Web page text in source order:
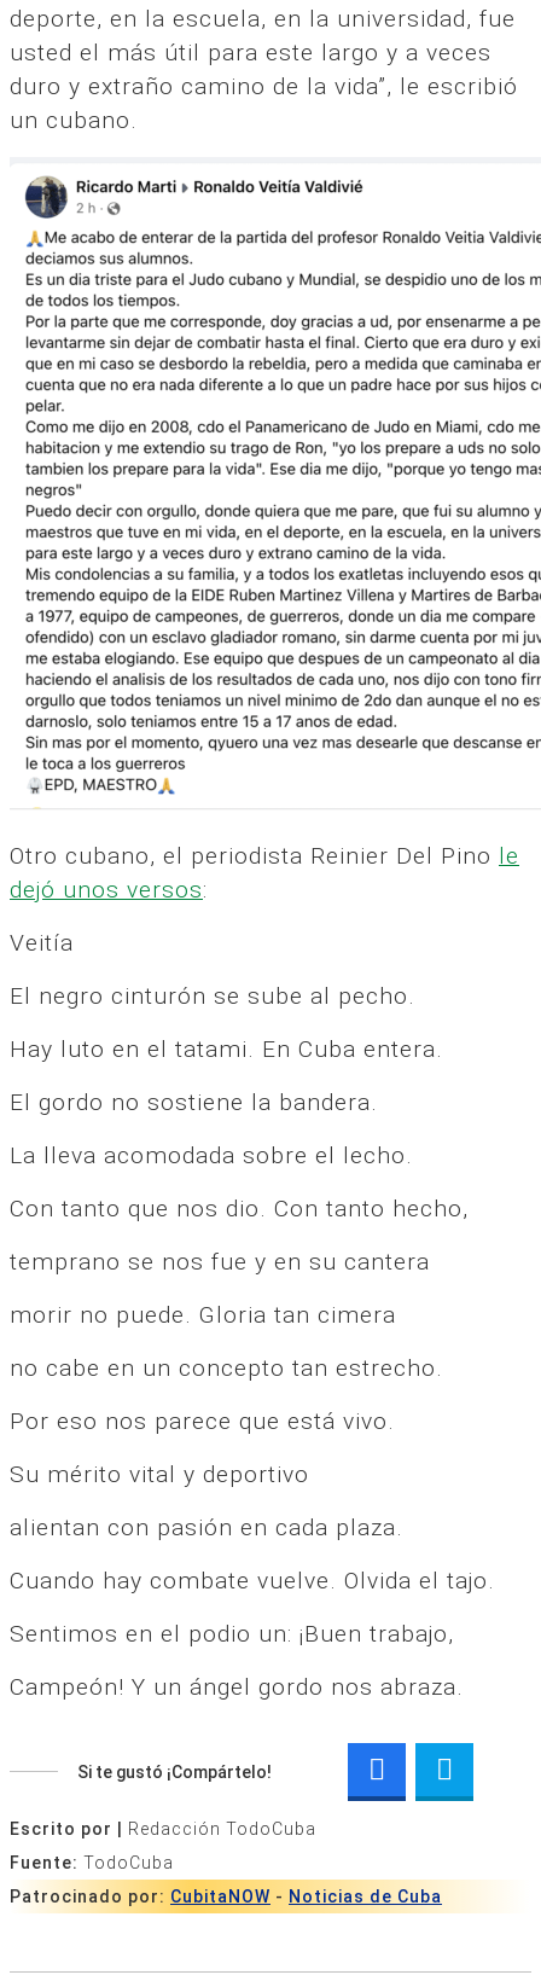
deporte, en la escuela, en la universidad, fue
usted el más útil para este largo y a veces
duro y extraño camino de la vida”, le escribió
un cubano.
Otro cubano, el periodista Reinier Del Pino le
dejó unos versos:
Veitía
El negro cinturón se sube al pecho.
Hay luto en el tatami. En Cuba entera.
El gordo no sostiene la bandera.
La lleva acomodada sobre el lecho.
Con tanto que nos dio. Con tanto hecho,
temprano se nos fue y en su cantera
morir no puede. Gloria tan cimera
no cabe en un concepto tan estrecho.
Por eso nos parece que está vivo.
Su mérito vital y deportivo
alientan con pasión en cada plaza.
Cuando hay combate vuelve. Olvida el tajo.
Sentimos en el podio un: ¡Buen trabajo,
Campeón! Y un ángel gordo nos abraza.
Si te gustó ¡Compártelo!
Escrito por |
Redacción TodoCuba
Fuente: TodoCuba
Patrocinado por: CubitaNOW - Noticias de Cuba